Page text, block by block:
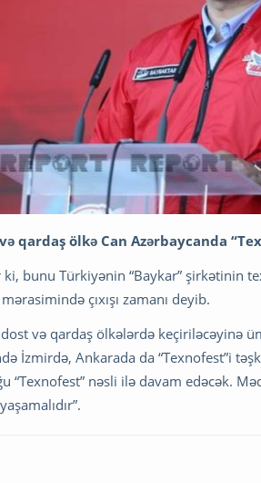
qardaş ölkə Can Azərbaycanda
bunu Türkiyənin “Baykar” şirkətinin
çıxışı zamanı deyib.
və qardaş ölkələrdə keçiriləcəyinə
İzmirdə, Ankarada da “Texnofest”i
“Texnofest” nəsli ilə davam edəcək.